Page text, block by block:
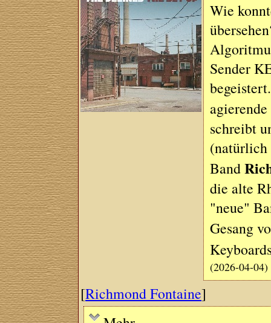
Wie
Sender
schreibt
(natürlich
Band
die alte
"neue"
Gesang
(2026-04-04)
[Richmond Fontaine]